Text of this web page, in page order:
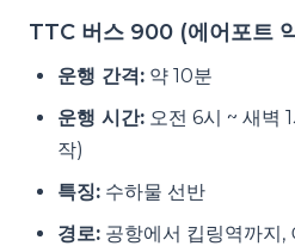
TTC 버스 900 (에어포트
운행 간격: 약 10분
운행 시간: 오전 6시 ~ 새벽
작)
특징: 수하물 선반
경로: 공항에서 킵링역까지,